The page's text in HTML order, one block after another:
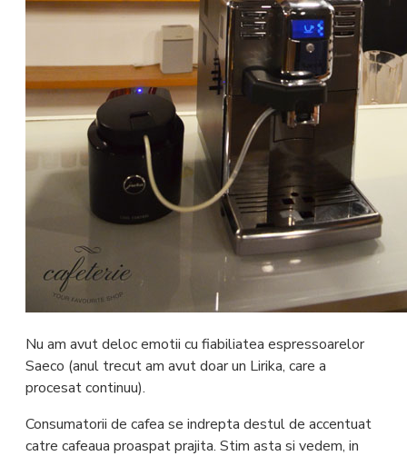
Nu am avut deloc emotii cu fiabiliatea espressoarelor
Saeco (anul trecut am avut doar un Lirika, care a
procesat continuu).
Consumatorii de cafea se indrepta destul de accentuat
catre cafeaua proaspat prajita. Stim asta si vedem, in